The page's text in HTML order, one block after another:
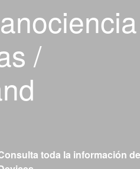
/
toda la información